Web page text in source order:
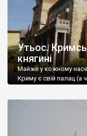
Утьос.
княгині
Майже у кожному
Криму є свій палац (а